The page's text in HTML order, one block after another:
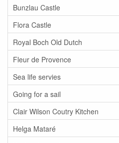
Bunzlau Castle
Flora Castle
Royal Boch Old Dutch
Fleur de Provence
Sea life servies
Going for a sail
Clair Wilson Coutry Kitchen
Helga Mataré